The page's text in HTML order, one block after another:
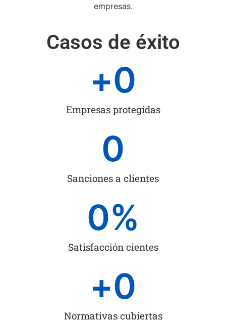
empresas.
Casos de éxito
Empresas protegidas
+0
Sanciones a clientes
0
Satisfacción cientes
0%
Normativas cubiertas
+0